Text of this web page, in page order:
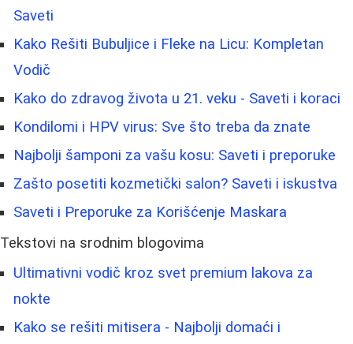
Saveti
Kako Rešiti Bubuljice i Fleke na Licu: Kompletan
Vodič
Kako do zdravog života u 21. veku - Saveti i koraci
Kondilomi i HPV virus: Sve što treba da znate
Najbolji šamponi za vašu kosu: Saveti i preporuke
Zašto posetiti kozmetički salon? Saveti i iskustva
Saveti i Preporuke za Korišćenje Maskara
Tekstovi na srodnim blogovima
Ultimativni vodič kroz svet premium lakova za
nokte
Kako se rešiti mitisera - Najbolji domaći i